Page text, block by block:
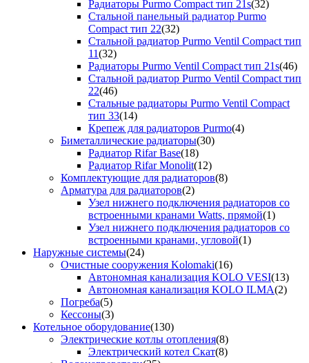
Радиаторы Purmo Compact тип 21s(32)
Стальной панельный радиатор Purmo
Compact тип 22(32)
Стальной радиатор Purmo Ventil Compact тип
11(32)
Радиаторы Purmo Ventil Compact тип 21s(46)
Стальной радиатор Purmo Ventil Compact тип
22(46)
Стальные радиаторы Purmo Ventil Compact
тип 33(14)
Крепеж для радиаторов Purmo(4)
Биметаллические радиаторы(30)
Радиатор Rifar Base(18)
Радиатор Rifar Monolit(12)
Комплектующие для радиаторов(8)
Арматура для радиаторов(2)
Узел нижнего подключения радиаторов со
встроенными кранами Watts, прямой(1)
Узел нижнего подключения радиаторов со
встроенными кранами, угловой(1)
Наружные системы(24)
Очистные сооружения Kolomaki(16)
Автономная канализация KOLO VESI(13)
Автономная канализация KOLO ILMA(2)
Погреба(5)
Кессоны(3)
Котельное оборудование(130)
Электрические котлы отопления(8)
Электрический котел Скат(8)